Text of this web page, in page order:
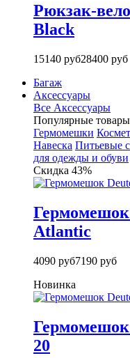
Рюкзак-
Black
15140 руб28400 руб
Багаж
Аксессуары
Все Аксессуары
Популярные товары
Гермомешки
Навеска Питьевые
для одежды и обуви
Скидка 43%
Atlantic
4090 руб7190 руб
Новинка
20